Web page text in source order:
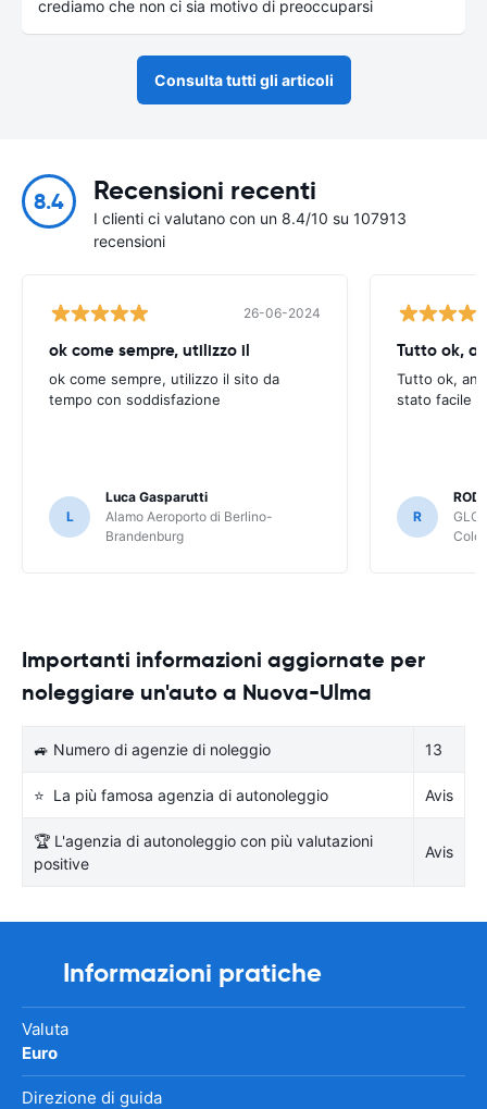
crediamo che non ci sia motivo di preoccuparsi
Consulta tutti gli articoli
8.4 Recensioni recenti
I clienti ci valutano con un 8.4/10 su 107913
recensioni
26-06-2024
ok come sempre, utilizzo il
ok come sempre, utilizzo il sito da
tempo con soddisfazione
L
Luca Gasparutti
Alamo Aeroporto di Berlino-
Brandenburg
Tutto ok,
Tutto ok,
stato facile
R
Importanti informazioni aggiornate per
noleggiare un'auto a Nuova-Ulma
🚙 Numero di agenzie di noleggio 13
⭐ La più famosa agenzia di autonoleggio Avis
🏆 L'agenzia di autonoleggio con più valutazioni
positive
Avis
Informazioni pratiche
Valuta
Euro
Direzione di guida